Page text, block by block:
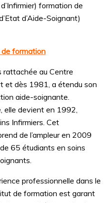
formation de
d’Aide-Soignant)
formation
rattachée au Centre
et dès 1981, a étendu son
aide-soignante.
elle devient en 1992,
Infirmiers. Cet
de l’ampleur en 2009
65 étudiants en soins
professionnelle dans le
de formation est garant